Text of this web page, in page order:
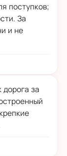
поступков;
За
и не
дорога за